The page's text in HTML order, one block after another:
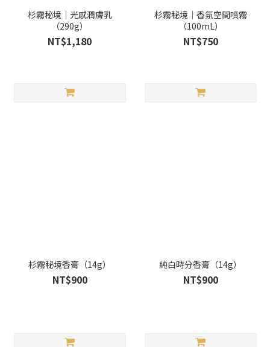
杉霧秘境｜光感潤膚乳
（290g）
NT$1,180
杉霧秘境｜香氛空間噴霧
（100mL）
NT$750
杉霧秘境香膏（14g）
NT$900
純白時分香膏（14g）
NT$900